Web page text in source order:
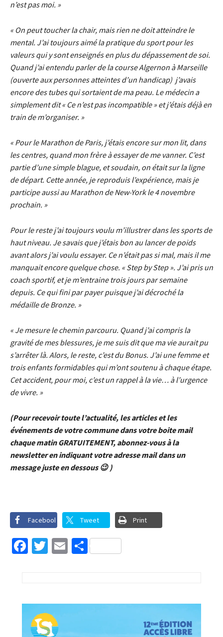
n’est pas moi. »
« On peut toucher la chair, mais rien ne doit atteindre le
mental. J’ai toujours aimé la pratique du sport pour les
valeurs qui y sont enseignés en plus du dépassement de soi.
Quand j’ai entendu parler de la course Algernon à Marseille
(ouverte aux personnes atteintes d’un handicap) j’avais
encore des tubes qui sortaient de ma peau. Le médecin a
simplement dit « Ce n’est pas incompatible » et j’étais déjà en
train de m’organiser. »
« Pour le Marathon de Paris, j’étais encore sur mon lit, dans
les centres, quand mon frère à essayer de me vanner. C’est
partie d’une simple blague, et soudain, on était sur la ligne
de départ. Cette année, je reproduis l’expérience, mais je
participe aussi au Marathon de New-York le 4 novembre
prochain. »
Pour le reste j’ai toujours voulu m’illustrer dans les sports de
haut niveau. Je savais que j’étais bon au lancer de poids
avant alors j’ai voulu essayer. Ce n’était pas si mal, mais il me
manquait encore quelque chose. « Step by Step ». J’ai pris un
coach sportif, et je m’entraine trois jours par semaine
depuis. Ce qui fini par payer puisque j’ai décroché la
médaille de Bronze. »
« Je mesure le chemin parcouru. Quand j’ai compris la
gravité de mes blessures, je me suis dit que ma vie aurait pu
s’arrêter là. Alors, le reste, c’est du Bonus. J’ai une femme et
trois enfants formidables qui m’ont soutenu à chaque étape.
Cet accident, pour moi, c’est un rappel à la vie… à l’urgence
de vivre. »
(Pour recevoir toute l’actualité, les articles et les
événements de votre commune dans votre boite mail
chaque matin GRATUITEMENT, abonnez-vous à la
newsletter en indiquant votre adresse mail dans un
message juste en dessous 😉 )
Facebook Tweet Print
Facebook
Twitter
EmailPartager